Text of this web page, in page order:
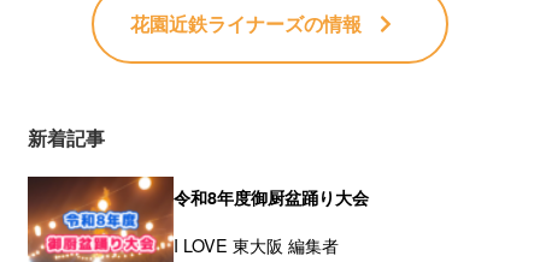
花園近鉄ライナーズの情報
新着記事
令和8年度御厨盆踊り大会
I LOVE 東大阪 編集者